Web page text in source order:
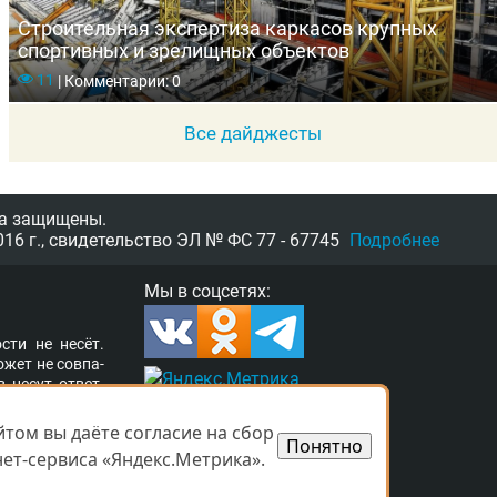
Строительная экспертиза каркасов крупных
спортивных и зрелищных объектов
11 |Комментарии: 0
Все дайджесты
защищены.
г., свидетельство ЭЛ № ФС 77 - 67745 Подробнее
Мы в соцсетях:
не несёт.
не сов­па­
несут от­вет­
свя­зать­ся с
прав. Ва­ши
при­ня­ты.
вы даёте согласие на сбор
сервиса «Яндекс.Метрика».
Понятно
вы даёте согласие на сбор
сервиса «Яндекс.Метрика».
Понятно